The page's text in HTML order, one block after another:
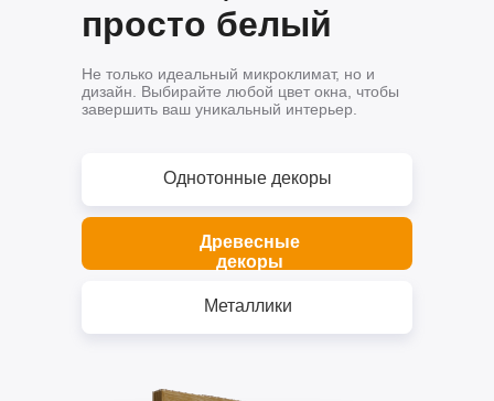
Однотонные декоры
Металлики
Древесные
декоры
просто белый
Не только идеальный микроклимат, но и
дизайн. Выбирайте любой цвет окна, чтобы
завершить ваш уникальный интерьер.